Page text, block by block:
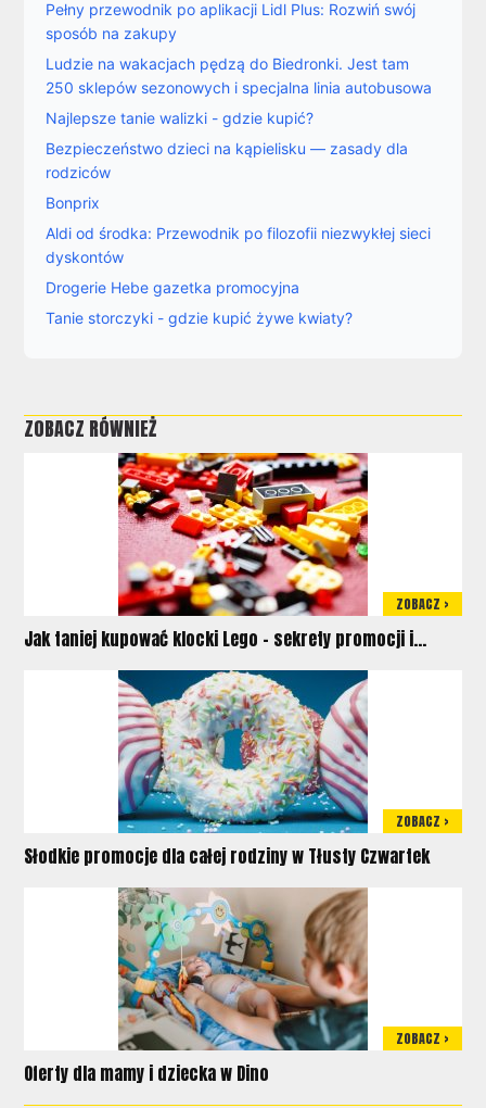
Pełny przewodnik po aplikacji Lidl Plus: Rozwiń swój
sposób na zakupy
Ludzie na wakacjach pędzą do Biedronki. Jest tam
250 sklepów sezonowych i specjalna linia autobusowa
Najlepsze tanie walizki - gdzie kupić?
Bezpieczeństwo dzieci na kąpielisku — zasady dla
rodziców
Bonprix
Aldi od środka: Przewodnik po filozofii niezwykłej sieci
dyskontów
Drogerie Hebe gazetka promocyjna
Tanie storczyki - gdzie kupić żywe kwiaty?
ZOBACZ RÓWNIEŻ
ZOBACZ >
Jak taniej kupować klocki Lego – sekrety promocji i...
ZOBACZ >
Słodkie promocje dla całej rodziny w Tłusty Czwartek
ZOBACZ >
Oferty dla mamy i dziecka w Dino